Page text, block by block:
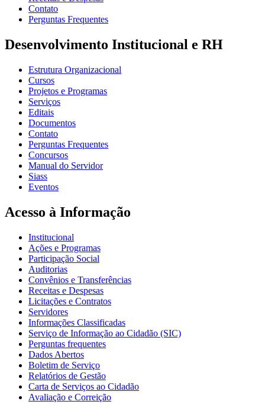
Contato
Perguntas Frequentes
Desenvolvimento Institucional e RH
Estrutura Organizacional
Cursos
Projetos e Programas
Serviços
Editais
Documentos
Contato
Perguntas Frequentes
Concursos
Manual do Servidor
Siass
Eventos
Acesso à Informação
Institucional
Ações e Programas
Participação Social
Auditorias
Convênios e Transferências
Receitas e Despesas
Licitações e Contratos
Servidores
Informações Classificadas
Serviço de Informação ao Cidadão (SIC)
Perguntas frequentes
Dados Abertos
Boletim de Serviço
Relatórios de Gestão
Carta de Serviços ao Cidadão
Avaliação e Correição